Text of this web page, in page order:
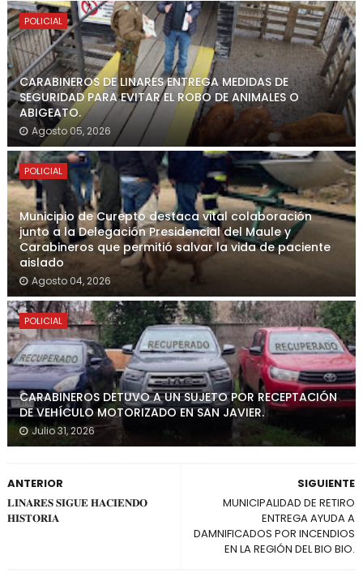
POLICIAL
CARABINEROS DE LINARES ENTREGA MEDIDAS DE
SEGURIDAD PARA EVITAR EL ROBO DE ANIMALES O
ABIGEATO.
Agosto 05, 2026
POLICIAL
Municipio de Curepto destaca vital colaboración
junto a la Delegación Presidencial del Maule y
Carabineros que permitió salvar la vida de paciente
aislado
Agosto 04, 2026
POLICIAL
CARABINEROS DETUVO A UN SUJETO POR RECEPTACIÓN
DE VEHÍCULO MOTORIZADO EN SAN JAVIER.
Julio 31, 2026
SIGUIENTE
MUNICIPALIDAD DE RETIRO
ENTREGA AYUDA A
DAMNIFICADOS POR INCENDIOS
EN LA REGIÓN DEL BIO BIO.
ANTERIOR
𝐋𝐈𝐍𝐀𝐑𝐄𝐒 𝐒𝐈𝐆𝐔𝐄 𝐇𝐀𝐂𝐈𝐄𝐍𝐃𝐎
𝐇𝐈𝐒𝐓𝐎𝐑𝐈𝐀